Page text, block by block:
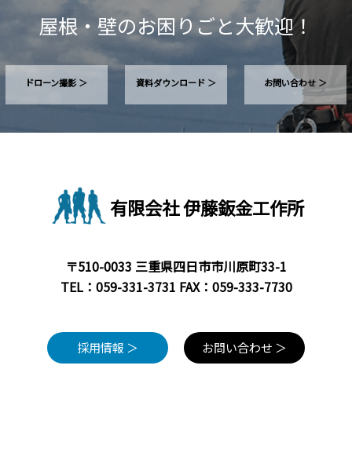
屋根・壁のお困りごと大歓迎！
ドローン撮影 ＞ 資料ダウンロード ＞ お問い合わせ ＞
有限会社 伊藤鈑金工作所
〒510-0033 三重県四日市市川原町33-1
TEL： 059-331-3731 FAX：059-333-7730
採用情報 ＞ お問い合わせ ＞